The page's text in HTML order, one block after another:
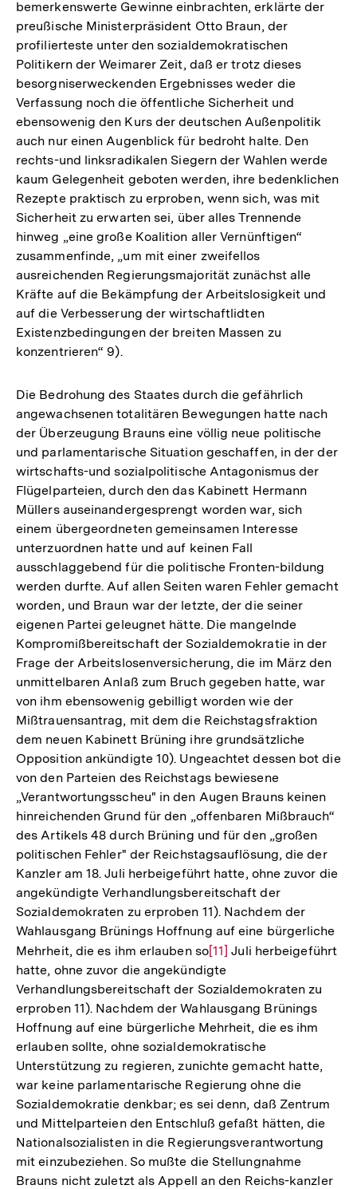
bemerkenswerte Gewinne einbrachten, erklärte der
preußische Ministerpräsident Otto Braun, der
profilierteste unter den sozialdemokratischen
Politikern der Weimarer Zeit, daß er trotz dieses
besorgniserweckenden Ergebnisses weder die
Verfassung noch die öffentliche Sicherheit und
ebensowenig den Kurs der deutschen Außenpolitik
auch nur einen Augenblick für bedroht halte. Den
rechts-und linksradikalen Siegern der Wahlen werde
kaum Gelegenheit geboten werden, ihre bedenklichen
Rezepte praktisch zu erproben, wenn sich, was mit
Sicherheit zu erwarten sei, über alles Trennende
hinweg „eine große Koalition aller Vernünftigen“
zusammenfinde, „um mit einer zweifellos
ausreichenden Regierungsmajorität zunächst alle
Kräfte auf die Bekämpfung der Arbeitslosigkeit und
auf die Verbesserung der wirtschaftlidten
Existenzbedingungen der breiten Massen zu
konzentrieren“ 9).
Die Bedrohung des Staates durch die gefährlich
angewachsenen totalitären Bewegungen hatte nach
der Überzeugung Brauns eine völlig neue politische
und parlamentarische Situation geschaffen, in der der
wirtschafts-und sozialpolitische Antagonismus der
Flügelparteien, durch den das Kabinett Hermann
Müllers auseinandergesprengt worden war, sich
einem übergeordneten gemeinsamen Interesse
unterzuordnen hatte und auf keinen Fall
ausschlaggebend für die politische Fronten-bildung
werden durfte. Auf allen Seiten waren Fehler gemacht
worden, und Braun war der letzte, der die seiner
eigenen Partei geleugnet hätte. Die mangelnde
Kompromißbereitschaft der Sozialdemokratie in der
Frage der Arbeitslosenversicherung, die im März den
unmittelbaren Anlaß zum Bruch gegeben hatte, war
von ihm ebensowenig gebilligt worden wie der
Mißtrauensantrag, mit dem die Reichstagsfraktion
dem neuen Kabinett Brüning ihre grundsätzliche
Opposition ankündigte 10). Ungeachtet dessen bot die
von den Parteien des Reichstags bewiesene
„Verantwortungsscheu" in den Augen Brauns keinen
hinreichenden Grund für den „offenbaren Mißbrauch“
des Artikels 48 durch Brüning und für den „großen
politischen Fehler" der Reichstagsauflösung, die der
Kanzler am 18. Juli herbeigeführt hatte, ohne zuvor die
angekündigte Verhandlungsbereitschaft der
Sozialdemokraten zu erproben 11). Nachdem der
Wahlausgang Brünings Hoffnung auf eine bürgerliche
Mehrheit, die es ihm erlauben soZur
Auflösung
der
Fußnote
[11] Juli herbeigeführt
hatte, ohne zuvor die angekündigte
Verhandlungsbereitschaft der Sozialdemokraten zu
erproben 11). Nachdem der Wahlausgang Brünings
Hoffnung auf eine bürgerliche Mehrheit, die es ihm
erlauben sollte, ohne sozialdemokratische
Unterstützung zu regieren, zunichte gemacht hatte,
war keine parlamentarische Regierung ohne die
Sozialdemokratie denkbar; es sei denn, daß Zentrum
und Mittelparteien den Entschluß gefaßt hätten, die
Nationalsozialisten in die Regierungsverantwortung
mit einzubeziehen. So mußte die Stellungnahme
Brauns nicht zuletzt als Appell an den Reichs-kanzler